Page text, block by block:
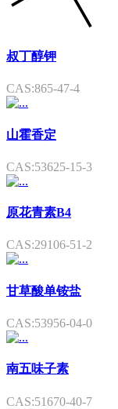
叔丁醇钾
CAS:865-47-4
山霍香定
CAS:53625-15-3
原花青素B4
CAS:29106-51-2
甘草酸单铵盐
CAS:53956-04-0
南五味子素
CAS:51670-40-7